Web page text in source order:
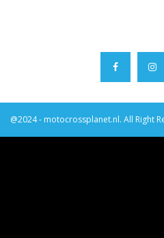
@2024 - motocrossplanet.nl. All Right